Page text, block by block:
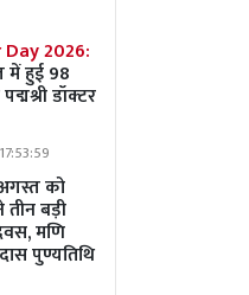
2026:
में हुई 98
डॉक्टर
को
बड़ी
मणि
पुण्यतिथि